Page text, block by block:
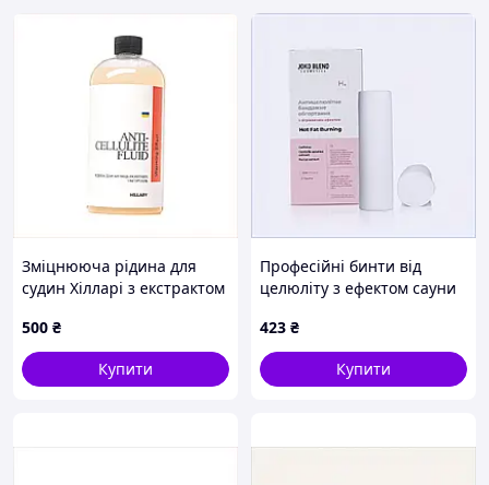
розширює судини та
активізує кровообіг. У ході процедури обгортання
через відкриті пори на поверхню виділяються
шлаки та токсини. Ефект тепла створюється
завдяки посиленню кровообігу. Гаряче
обгортання дуже фізіологічне, воно
протипоказане лише за варикозного розширення
Холодне обгортання
чудово знімає втому,
підвищує тонус в'ялої шкіри, роблячи її
еластичною та пружною. Під час процедури
відбувається виведення зайвої рідини із
організму. Це сприяє втраті ваги та покращує
контури фігури.
пом'якшує шкіру,
ефект. Доречно використовувати його після
домашнього розтирання сухою щіткою або після
тверді частинки по шкірі, масажуємо її, в
Зміцнююча рідина для
судин Хілларі з екстрактом
500 ₴
Купити
Професійні бинти від
целюліту з ефектом сауни
423 ₴
Купити